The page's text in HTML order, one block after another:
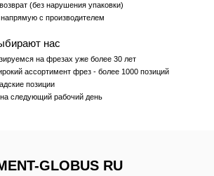
нас
на фрезах уже более 30 лет
ассортимент фрез - более 1000 позиций
позиции
на следующий рабочий день
(без нарушения упаковки)
с производителем
GLOBUS RU